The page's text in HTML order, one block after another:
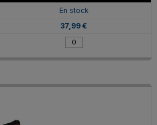
En stock
37,99 €